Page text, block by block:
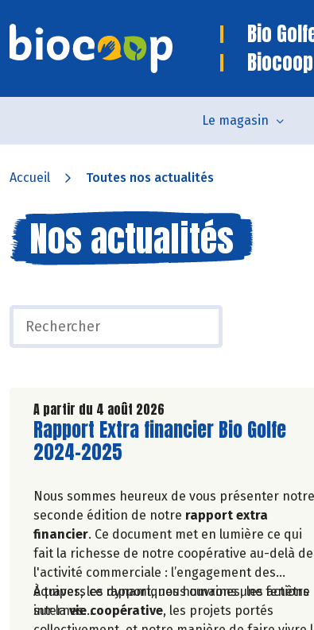
Bio
Le magasin
Accueil Toutes nos actualités
Nos actualités
A partir du 4 août 2026
Lire la suite de l'article
Rapport Extra financier Bio Golfe
2024-2025
Nous sommes heureux de vous présenter notre
seconde édition de notre rapport extra
financier. Ce document met en lumière ce qui
fait la richesse de notre coopérative au-delà de
l'activité commerciale : l’engagement des
équipes, les dynamiques humaines, les actions
internes…
À travers ce rapport, nous ouvrons une fenêtre
sur lavie coopérative, les projets portés